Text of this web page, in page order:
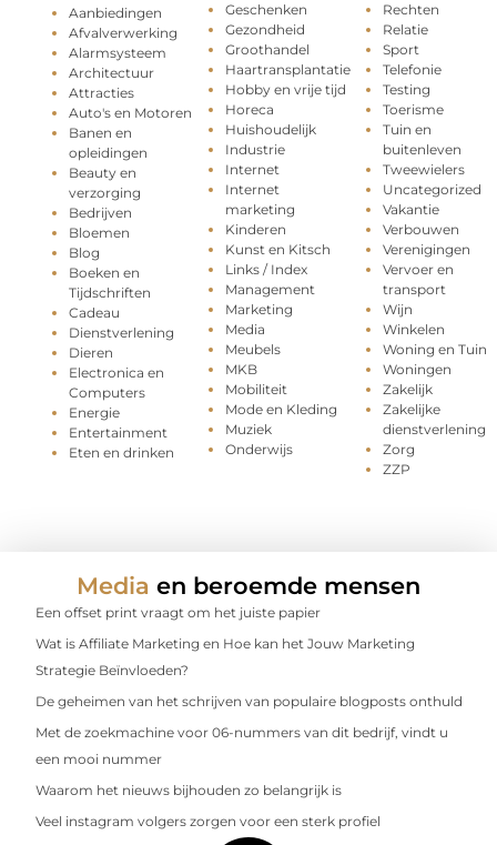
Aanbiedingen
Afvalverwerking
Alarmsysteem
Architectuur
Attracties
Auto's en Motoren
Banen en
opleidingen
Beauty en
verzorging
Bedrijven
Bloemen
Blog
Boeken en
Tijdschriften
Cadeau
Dienstverlening
Dieren
Electronica en
Computers
Energie
Entertainment
Eten en drinken
Geschenken
Gezondheid
Groothandel
Haartransplantatie
Hobby en vrije tijd
Horeca
Huishoudelijk
Industrie
Internet
Internet
marketing
Kinderen
Kunst en Kitsch
Links / Index
Management
Marketing
Media
Meubels
MKB
Mobiliteit
Mode en Kleding
Muziek
Onderwijs
Rechten
Relatie
Sport
Telefonie
Testing
Toerisme
Tuin en
buitenleven
Tweewielers
Uncategorized
Vakantie
Verbouwen
Verenigingen
Vervoer en
transport
Wijn
Winkelen
Woning en Tuin
Woningen
Zakelijk
Zakelijke
dienstverlening
Zorg
ZZP
Media en beroemde mensen
Een offset print vraagt om het juiste papier
Wat is Affiliate Marketing en Hoe kan het Jouw Marketing
Strategie Beïnvloeden?
De geheimen van het schrijven van populaire blogposts onthuld
Met de zoekmachine voor 06-nummers van dit bedrijf, vindt u
een mooi nummer
Waarom het nieuws bijhouden zo belangrijk is
Veel instagram volgers zorgen voor een sterk profiel